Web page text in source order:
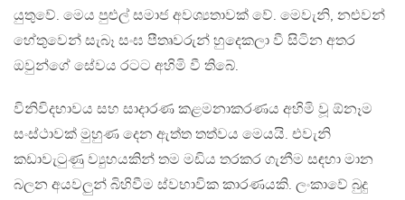
යුතුවේ. මෙය පුළුල් සමාජ අවශ්‍යතාවක් වේ. මෙවැනි, නළුවන්
හේතුවෙන් සැබෑ සංඝ පීතෘවරුන් හුදෙකලා වී සිටින අතර
ඔවුන්ගේ සේවය රටට අහිමි වී තිබේ.
විනිවිදභාවය සහ සාදාරණ කළමනාකරණය අහිමි වූ ඕනෑම
සංස්ථාවක් මුහුණ දෙන ඇත්ත තත්වය මෙයයි. එවැනි
කඩාවැටුණු ව්‍යුහයකින් තම මඩිය තරකර ගැනීම සඳහා මාන
බලන අයවලුන් බිහිවීම ස්වභාවික කාරණයකි. ලංකාවේ බුදු